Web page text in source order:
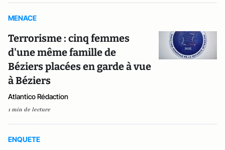
MENACE
Terrorisme : cinq femmes
d'une même famille de
Béziers placées en garde à vue
à Béziers
Atlantico Rédaction
1 min de lecture
ENQUETE